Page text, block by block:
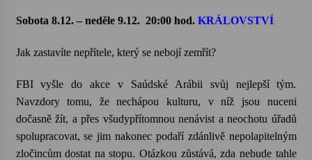
Sobota 8.12. – neděle 9.12. 20:00 hod. KRÁLOVSTVÍ
Jak zastavíte nepřítele, který se nebojí zemřít?
FBI vyšle do akce v Saúdské Arábii svůj nejlepší tým.
Navzdory tomu, že nechápou kulturu, v níž jsou nuceni
dočasně žít, a přes všudypřítomnou nenávist a neochotu úřadů
spolupracovat, se jim nakonec podaří zdánlivě nepolapitelným
zločincům dostat na stopu. Otázkou zůstává, zda nebude tahle